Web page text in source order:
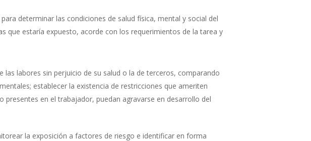
determinar las condiciones de salud física, mental y social del
que estaría expuesto, acorde con los requerimientos de la tarea y
labores sin perjuicio de su salud o la de terceros, comparando
establecer la existencia de restricciones que ameriten
en el trabajador, puedan agravarse en desarrollo del
la exposición a factores de riesgo e identificar en forma